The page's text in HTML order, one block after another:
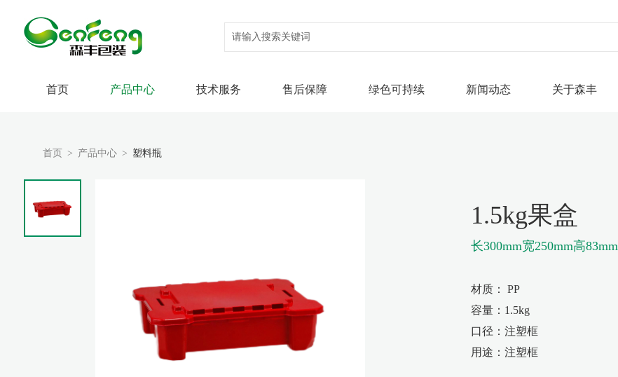
首页 产品中心 技术服务 售后保障 绿色可持续 新闻动态 关于森丰
首页 > 产品中心 > 塑料瓶
1.5kg果盒
长300mm宽250mm高83mm
材质： PP
容量：1.5kg
口径：注塑框
用途：注塑框